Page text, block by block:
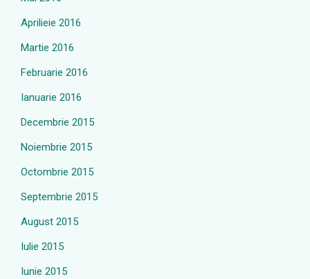
Aprilieie 2016
Martie 2016
Februarie 2016
Ianuarie 2016
Decembrie 2015
Noiembrie 2015
Octombrie 2015
Septembrie 2015
August 2015
Iulie 2015
Iunie 2015